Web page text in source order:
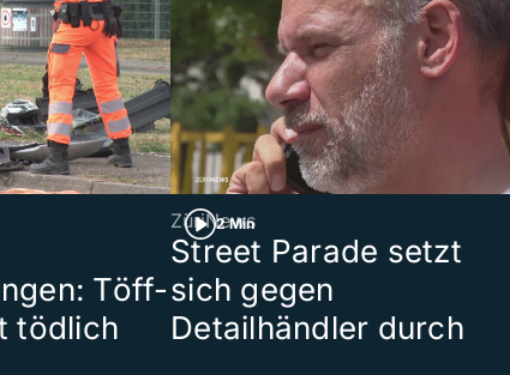
Töff-
tödlich
2 Min
ZüriNews
Street Parade setzt
sich gegen
Detailhändler durch